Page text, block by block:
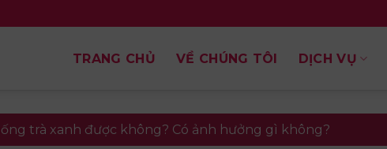
TRANG CHỦ VỀ CHÚNG TÔI DỊCH VỤ
trà xanh được không? Có ảnh hưởng gì không?